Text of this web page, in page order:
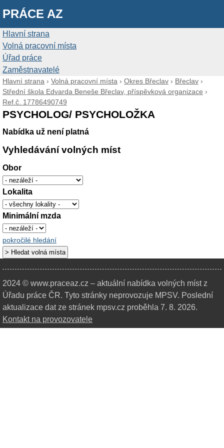
PRÁCE AZ
Hlavní strana
Volná pracovní místa
Úřad práce
Zaměstnavatelé
Hlavní strana › Volná pracovní místa › Okres Břeclav › Břeclav ›
Střední škola Edvarda Beneše Břeclav, příspěvková organizace ›
Ref.č. 17786490749
PSYCHOLOG/ PSYCHOLOŽKA
Nabídka už není platná
Vyhledávání volných míst
Obor
Lokalita
Minimální mzda
pokročilé hledání
2024 © www.praceaz.cz – aktuální nabídka volných míst z
Úřadu práce ČR. Tyto stránky neprovozuje MPSV. Poslední
aktualizace dat ze stránek mpsv.cz proběhla 7. 8. 2026.
Kontakt na provozovatele